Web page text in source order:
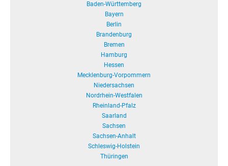
Baden-Württemberg
Bayern
Berlin
Brandenburg
Bremen
Hamburg
Hessen
Mecklenburg-Vorpommern
Niedersachsen
Nordrhein-Westfalen
Rheinland-Pfalz
Saarland
Sachsen
Sachsen-Anhalt
Schleswig-Holstein
Thüringen